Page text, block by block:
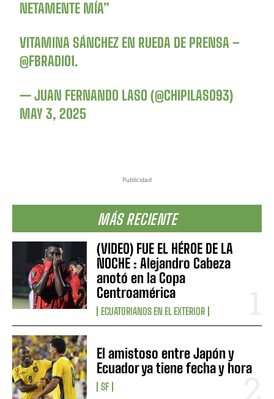
Publicidad
MÁS RECIENTE
(VIDEO) FUE EL HÉROE DE LA
NOCHE : Alejandro Cabeza
anotó en la Copa
Centroamérica
ECUATORIANOS EN EL EXTERIOR
El amistoso entre Japón y
Ecuador ya tiene fecha y hora
SF
NETAMENTE MÍA”
VITAMINA SÁNCHEZ EN RUEDA DE PRENSA –
@FBRADIO1.
— JUAN FERNANDO LASO (@CHIPILASO93)
MAY 3, 2025